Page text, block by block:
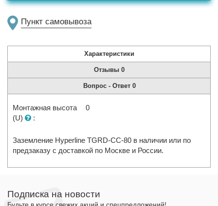
Пункт самовывоза
Характеристики
Отзывы 0
Вопрос - Ответ 0
Монтажная высота
(U)
:
0
Заземление Hyperline TGRD-CC-80 в наличии или по
предзаказу с доставкой по Москве и России.
Подписка на новости